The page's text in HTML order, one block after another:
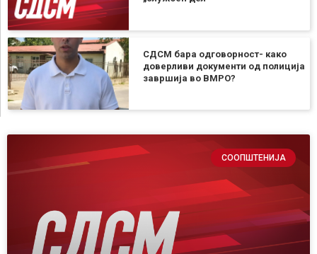
СДСМ бара одговорност- како
доверливи документи од полиција
завршија во ВМРО?
СООПШТЕНИЈА